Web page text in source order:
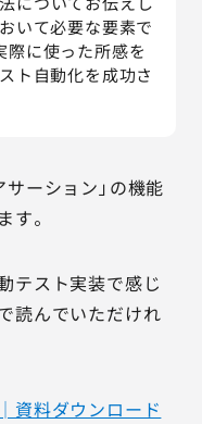
いて必要な要素で
際に使った所感を
ト自動化を成功さ
ーション」の機能
す。
テスト実装で感じ
読んでいただけれ
資料ダウンロード